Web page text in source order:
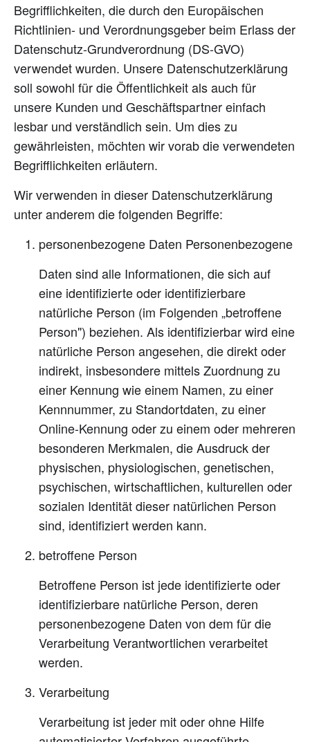
Begrifflichkeiten, die durch den Europäischen
Richtlinien- und Verordnungsgeber beim Erlass der
Datenschutz-Grundverordnung (DS-GVO)
verwendet wurden. Unsere Datenschutzerklärung
soll sowohl für die Öffentlichkeit als auch für
unsere Kunden und Geschäftspartner einfach
lesbar und verständlich sein. Um dies zu
gewährleisten, möchten wir vorab die verwendeten
Begrifflichkeiten erläutern.
Wir verwenden in dieser Datenschutzerklärung
unter anderem die folgenden Begriffe:
personenbezogene Daten Personenbezogene
Daten sind alle Informationen, die sich auf
eine identifizierte oder identifizierbare
natürliche Person (im Folgenden „betroffene
Person") beziehen. Als identifizierbar wird eine
natürliche Person angesehen, die direkt oder
indirekt, insbesondere mittels Zuordnung zu
einer Kennung wie einem Namen, zu einer
Kennnummer, zu Standortdaten, zu einer
Online-Kennung oder zu einem oder mehreren
besonderen Merkmalen, die Ausdruck der
physischen, physiologischen, genetischen,
psychischen, wirtschaftlichen, kulturellen oder
sozialen Identität dieser natürlichen Person
sind, identifiziert werden kann.
betroffene Person
Betroffene Person ist jede identifizierte oder
identifizierbare natürliche Person, deren
personenbezogene Daten von dem für die
Verarbeitung Verantwortlichen verarbeitet
werden.
Verarbeitung
Verarbeitung ist jeder mit oder ohne Hilfe